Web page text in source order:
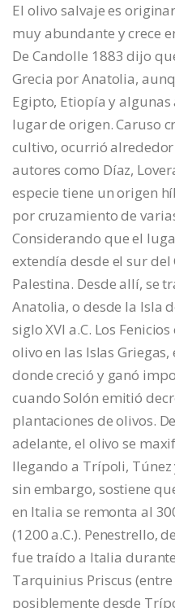
El olivo salvaje es
muy abundante y crece
De Candolle 1883 dijo
Grecia por Anatolia,
Egipto, Etiopía y
lugar de origen. Caruso
cultivo, ocurrió
autores como Díaz,
especie tiene un origen
por cruzamiento de
Considerando que el
extendía desde el sur del
Palestina. Desde allí, se
Anatolia, o desde la Isla
siglo XVI a.C. Los
olivo en las Islas Griegas,
donde creció y ganó
cuando Solón emitió
plantaciones de olivos.
adelante, el olivo se
llegando a Trípoli, Túnez
sin embargo, sostiene
en Italia se remonta al
(1200 a.C.). Penestrello,
fue traído a Italia
Tarquinius Priscus (entre
posiblemente desde